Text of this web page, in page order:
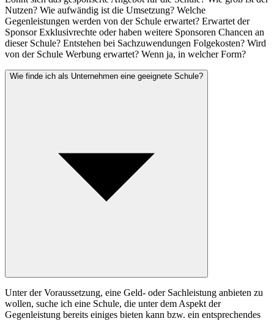
Nutzen? Wie aufwändig ist die Umsetzung? Welche
Gegenleistungen werden von der Schule erwartet? Erwartet der
Sponsor Exklusivrechte oder haben weitere Sponsoren Chancen an
dieser Schule? Entstehen bei Sachzuwendungen Folgekosten? Wird
von der Schule Werbung erwartet? Wenn ja, in welcher Form?
Wie finde ich als Unternehmen eine geeignete Schule?
Unter der Voraussetzung, eine Geld- oder Sachleistung anbieten zu
wollen, suche ich eine Schule, die unter dem Aspekt der
Gegenleistung bereits einiges bieten kann bzw. ein entsprechendes